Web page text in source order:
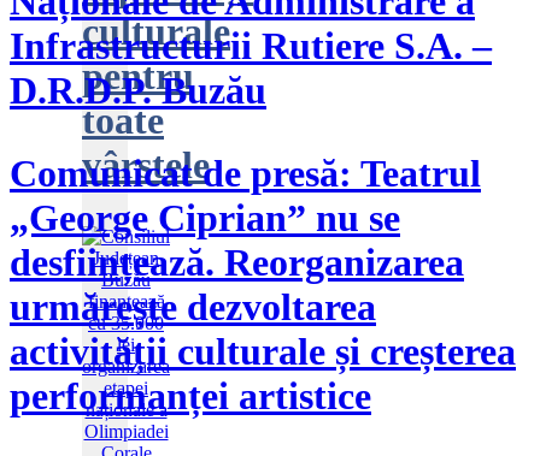
culturale
pentru
toate
vârstele
Infrastructurii Rutiere S.A. –
D.R.D.P. Buzău
Comunicat de presă: Teatrul
„George Ciprian” nu se
desființează. Reorganizarea
urmărește dezvoltarea
activității culturale și creșterea
performanței artistice